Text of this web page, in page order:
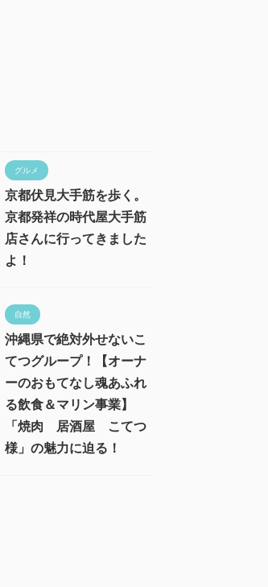
グルメ
京都伏見大手筋を歩く。
京都発祥の時代屋大手筋
店さんに行ってきました
よ！
自然
沖縄県で絶対外せないこ
てつグループ！【オーナ
ーのおもてなし魂あふれ
る飲食＆マリン事業】
「焼肉 居酒屋 こてつ
様」の魅力に迫る！